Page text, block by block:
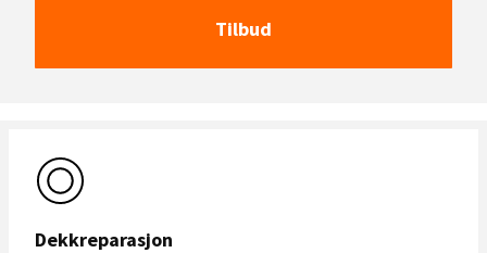
Tilbud
Dekkreparasjon